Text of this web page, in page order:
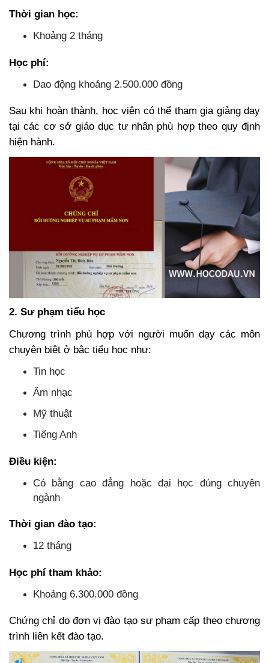
Thời gian học:
Khoảng 2 tháng
Học phí:
Dao động khoảng 2.500.000 đồng
Sau khi hoàn thành, học viên có thể tham gia giảng dạy
tại các cơ sở giáo dục tư nhân phù hợp theo quy định
hiện hành.
2. Sư phạm tiểu học
Chương trình phù hợp với người muốn dạy các môn
chuyên biệt ở bậc tiểu học như:
Tin học
Âm nhạc
Mỹ thuật
Tiếng Anh
Điều kiện:
Có bằng cao đẳng hoặc đại học đúng chuyên
ngành
Thời gian đào tạo:
12 tháng
Học phí tham khảo:
Khoảng 6.300.000 đồng
Chứng chỉ do đơn vị đào tạo sư phạm cấp theo chương
trình liên kết đào tạo.